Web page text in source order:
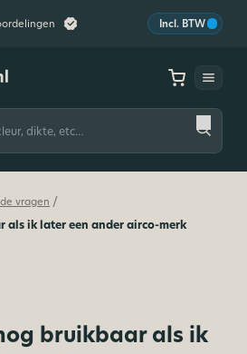
Incl. BTW
vragen /
als ik later een ander airco-merk
bruikbaar als ik